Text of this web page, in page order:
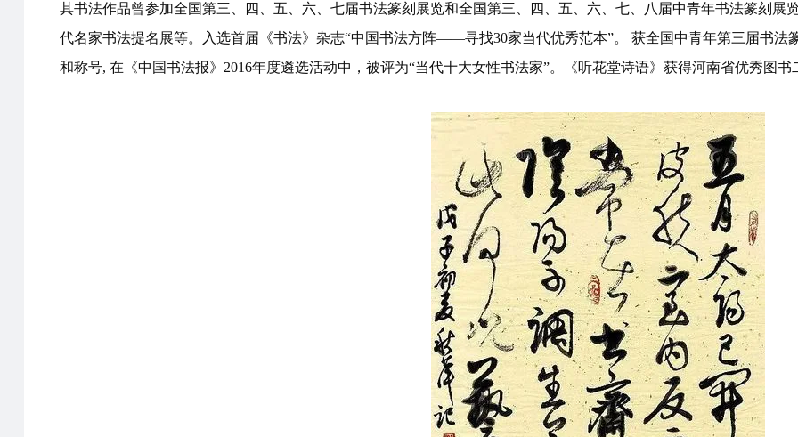
其书法作品曾参加全国第三、四、五、六、七届书法篆刻展览和全国第三、四、五、六、七、八届中青年书法篆刻
代名家书法提名展等。入选首届《书法》杂志“中国书法方阵——寻找30家当代优秀范本”。 获全国中青年第三届书法
和称号, 在《中国书法报》2016年度遴选活动中，被评为“当代十大女性书法家”。《听花堂诗语》获得河南省优秀图书